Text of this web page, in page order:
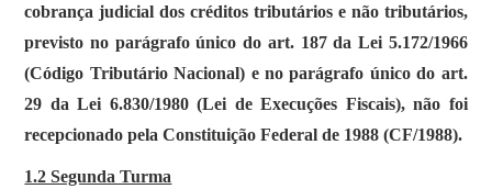
cobrança judicial dos créditos tributários e não tributários,
previsto no parágrafo único do art. 187 da Lei 5.172/1966
(Código Tributário Nacional) e no parágrafo único do art.
29 da Lei 6.830/1980 (Lei de Execuções Fiscais), não foi
recepcionado pela Constituição Federal de 1988 (CF/1988).
1.2 Segunda Turma